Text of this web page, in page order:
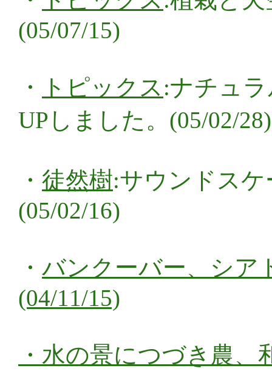
(05/07/15)
・ トピックス :ナチュ
UPしました。(05/02/28)
・ 徒然樹:サウンドス
(05/02/16)
・ バンクーバー、シア
(04/11/15)
・ 水の景につづき農、